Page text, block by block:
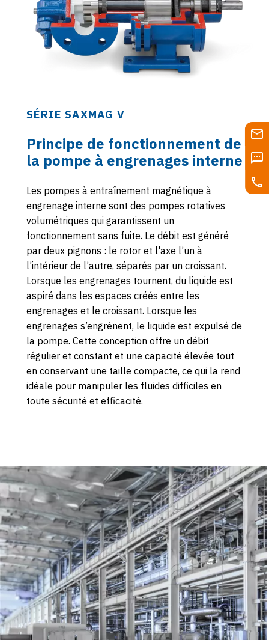
SÉRIE SAXMAG V
Principe de fonctionnement de
la pompe à engrenages interne
Les pompes à entraînement magnétique à
engrenage interne sont des pompes rotatives
volumétriques qui garantissent un
fonctionnement sans fuite. Le débit est généré
par deux pignons : le rotor et l'axe l’un à
l’intérieur de l’autre, séparés par un croissant.
Lorsque les engrenages tournent, du liquide est
aspiré dans les espaces créés entre les
engrenages et le croissant. Lorsque les
engrenages s’engrènent, le liquide est expulsé de
la pompe. Cette conception offre un débit
régulier et constant et une capacité élevée tout
en conservant une taille compacte, ce qui la rend
idéale pour manipuler les fluides difficiles en
toute sécurité et efficacité.